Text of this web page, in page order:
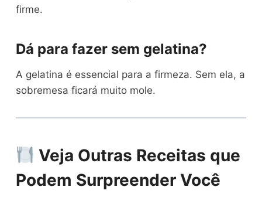
firme.
Dá para fazer sem gelatina?
A gelatina é essencial para a firmeza. Sem ela, a
sobremesa ficará muito mole.
Veja Outras Receitas que
Podem Surpreender Você